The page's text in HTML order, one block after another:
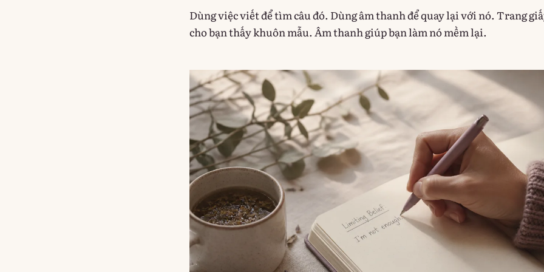
Dùng việc viết để tìm câu đó. Dùng âm thanh để quay lại với nó. Trang
cho bạn thấy khuôn mẫu. Âm thanh giúp bạn làm nó mềm lại.